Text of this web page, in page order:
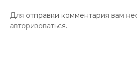
Для отправки комментария вам
авторизоваться.